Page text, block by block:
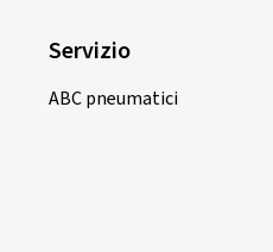
Servizio
ABC pneumatici